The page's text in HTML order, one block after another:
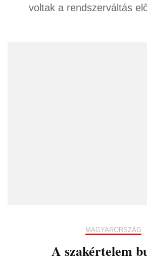
voltak a rendszerváltás
MAGYARORSZÁG
A szakértelem